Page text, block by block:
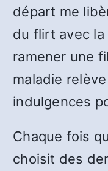
départ me
du flirt avec
ramener une
maladie
indulgences
Chaque fois
choisit des